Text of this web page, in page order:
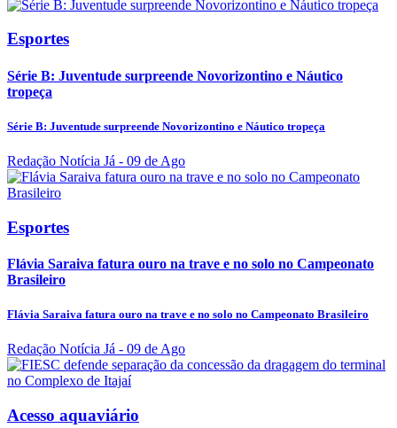
Esportes
Série B: Juventude surpreende Novorizontino e Náutico
tropeça
Série B: Juventude surpreende Novorizontino e Náutico tropeça
Redação Notícia Já - 09 de Ago
Esportes
Flávia Saraiva fatura ouro na trave e no solo no Campeonato
Brasileiro
Flávia Saraiva fatura ouro na trave e no solo no Campeonato Brasileiro
Redação Notícia Já - 09 de Ago
Acesso aquaviário